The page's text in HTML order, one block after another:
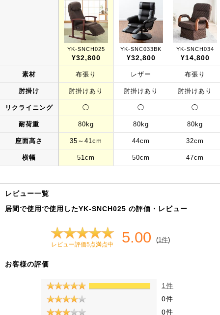
素材
肘掛け
リクライニング
耐荷重
座面高さ
横幅
YK-SNCH025
¥32,800
布張り
肘掛けあり
◯
80kg
35～41cm
51cm
YK-SNC033BK
¥32,800
レザー
肘掛けあり
◯
80kg
44cm
50cm
YK-SNCH034
¥14,800
布張り
肘掛けあり
◯
80kg
32cm
47cm
レビュー一覧
居間で使用で使用したYK-SNCH025 の評価・レビュー
レビュー評価5点満点中 5.00 (1件)
お客様の評価
1件
0件
0件